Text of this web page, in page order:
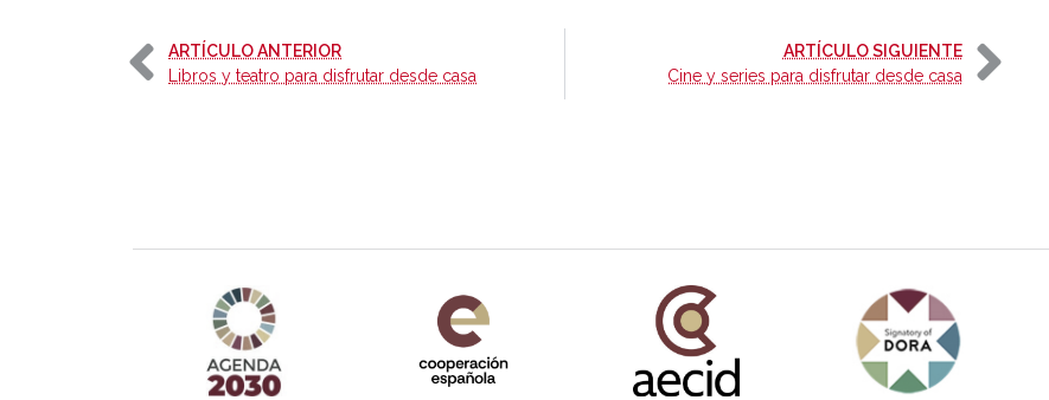
ARTÍCULO ANTERIOR-
Libros y teatro para disfrutar desde casa
ARTÍCULO SIGUIENTE-
Cine y series para disfrutar desde casa